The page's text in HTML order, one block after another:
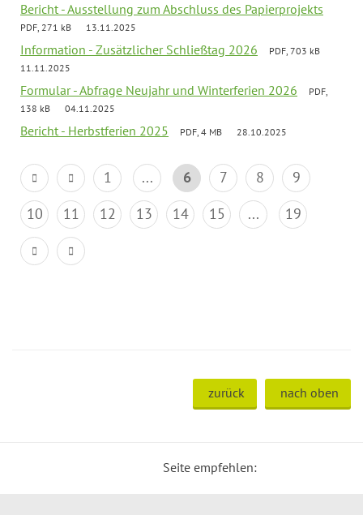
Bericht - Ausstellung zum Abschluss des Papierprojekts
PDF, 271 kB 13.11.2025
Information - Zusätzlicher Schließtag 2026
PDF, 703 kB
11.11.2025
Formular - Abfrage Neujahr und Winterferien 2026
PDF,
138 kB
04.11.2025
Bericht - Herbstferien 2025 PDF, 4 MB 28.10.2025
1 ... 6 7 8
9
10
11 12 13 14 15 ... 19
zurück nach oben
Seite empfehlen: